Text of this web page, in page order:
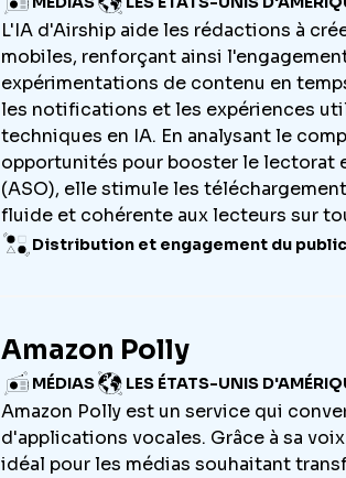
L'IA d'Airship aide les rédactions à
mobiles, renforçant ainsi
expérimentations de contenu en
les notifications et les expériences
techniques en IA. En analysant le
opportunités pour booster le lectorat
(ASO), elle stimule les
fluide et cohérente aux lecteurs sur
Distribution et engagement du public
Amazon Polly
MÉDIAS LES ÉTATS-UNIS
Amazon Polly est un service qui
d'applications vocales. Grâce à sa
idéal pour les médias souhaitant